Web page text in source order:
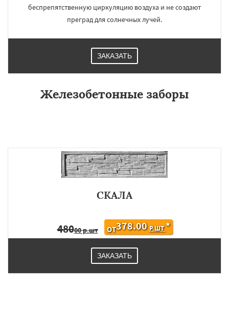
беспрепятственную циркуляцию воздуха и не создают
преград для солнечных лучей.
ЗАКАЗАТЬ
Железобетонные заборы
СКАЛА
48000 р.шт ОТ378.00 Р.ШТ*
ЗАКАЗАТЬ